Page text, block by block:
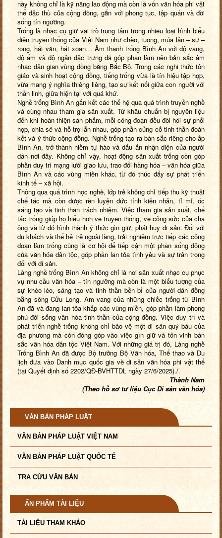
này không chỉ là kỹ năng lao động mà còn là vốn văn hóa phi vật
thể đặc thù của cộng đồng, gắn với phong tục, tập quán và đời
sống tín ngưỡng.
Trống là nhạc cụ giữ vai trò trung tâm trong nhiều loại hình biểu
diễn truyền thống của Việt Nam như chèo, tuồng, múa lân – sư –
rồng, hát văn, hát xoan… Âm thanh trống Bình An với độ vang,
độ ấm và độ ngân đặc trưng đã góp phần làm nên bản sắc âm
nhạc dân gian vùng đồng bằng Bắc Bộ. Trong các nghi thức tôn
giáo và sinh hoạt cộng đồng, tiếng trống vừa là tín hiệu tập hợp,
vừa mang ý nghĩa thiêng liêng, tạo sự kết nối giữa con người với
thần linh, giữa hiện tại với quá khứ.
Nghề trống Bình An gắn kết các thế hệ qua quá trình truyền nghề
và cùng nhau tham gia sản xuất. Từ khâu chuẩn bị nguyên liệu
đến khi hoàn thiện sản phẩm, mỗi công đoạn đều đòi hỏi sự phối
hợp, chia sẻ và hỗ trợ lẫn nhau, góp phần củng cố tinh thần đoàn
kết và ý thức cộng đồng. Nghề trống tạo ra bản sắc riêng cho ấp
Bình An, trở thành niềm tự hào và dấu ấn nhận diện của người
dân nơi đây. Không chỉ vậy, hoạt động sản xuất trống còn góp
phần duy trì mạng lưới giao lưu, trao đổi hàng hóa – văn hóa giữa
Bình An và các vùng miền khác, từ đó thúc đẩy sự phát triển
kinh tế – xã hội.
Thông qua quá trình học nghề, lớp trẻ không chỉ tiếp thu kỹ thuật
chế tác mà còn được rèn luyện đức tính kiên nhẫn, tỉ mỉ, óc
sáng tạo và tinh thần trách nhiệm. Việc tham gia sản xuất, chế
tác trống giúp họ hiểu hơn về truyền thống, về công sức của cha
ông và từ đó hình thành ý thức gìn giữ, phát huy di sản. Đối với
du khách và thế hệ trẻ ngoài làng, trải nghiệm trực tiếp các công
đoạn làm trống cũng là cơ hội để tiếp cận một phần sống động
của văn hóa dân tộc, góp phần lan tỏa tình yêu và sự trân trọng
đối với di sản.
Làng nghề trống Bình An không chỉ là nơi sản xuất nhạc cụ phục
vụ nhu cầu văn hóa – tín ngưỡng mà còn là một biểu tượng của
sự khéo léo, sáng tạo và tinh thần bền bỉ của người dân đồng
bằng sông Cửu Long. Âm vang của những chiếc trống từ Bình
An đã và đang lan tỏa khắp các vùng miền, góp phần làm phong
phú đời sống văn hóa tinh thần của cộng đồng. Việc duy trì và
phát triển nghề trống không chỉ bảo vệ một di sản quý báu của
địa phương mà còn đóng góp vào việc gìn giữ và tôn vinh bản
sắc văn hóa dân tộc Việt Nam. Với những giá trị đó, Làng nghề
Trống Bình An đã được Bộ trưởng Bộ Văn hóa, Thể thao và Du
lịch đưa vào Danh mục quốc gia về di sản văn hóa phi vật thể
(tại Quyết định số 2202/QĐ-BVHTTDL ngày 27/6/2025)./.
Thành Nam
(Theo hồ sơ tư liệu Cục Di sản văn hóa)
VĂN BẢN PHÁP LUẬT
VĂN BẢN PHÁP LUẬT VIỆT NAM
VĂN BẢN PHÁP LUẬT QUỐC TẾ
TRA CỨU VĂN BẢN
ẤN PHẨM TÀI LIỆU
TÀI LIỆU THAM KHẢO